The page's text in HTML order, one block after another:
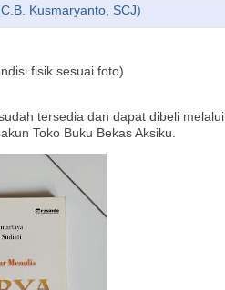
Kusmaryanto, SCJ)
fisik sesuai foto)
tersedia dan dapat dibeli melalui
Toko Buku Bekas Aksiku.